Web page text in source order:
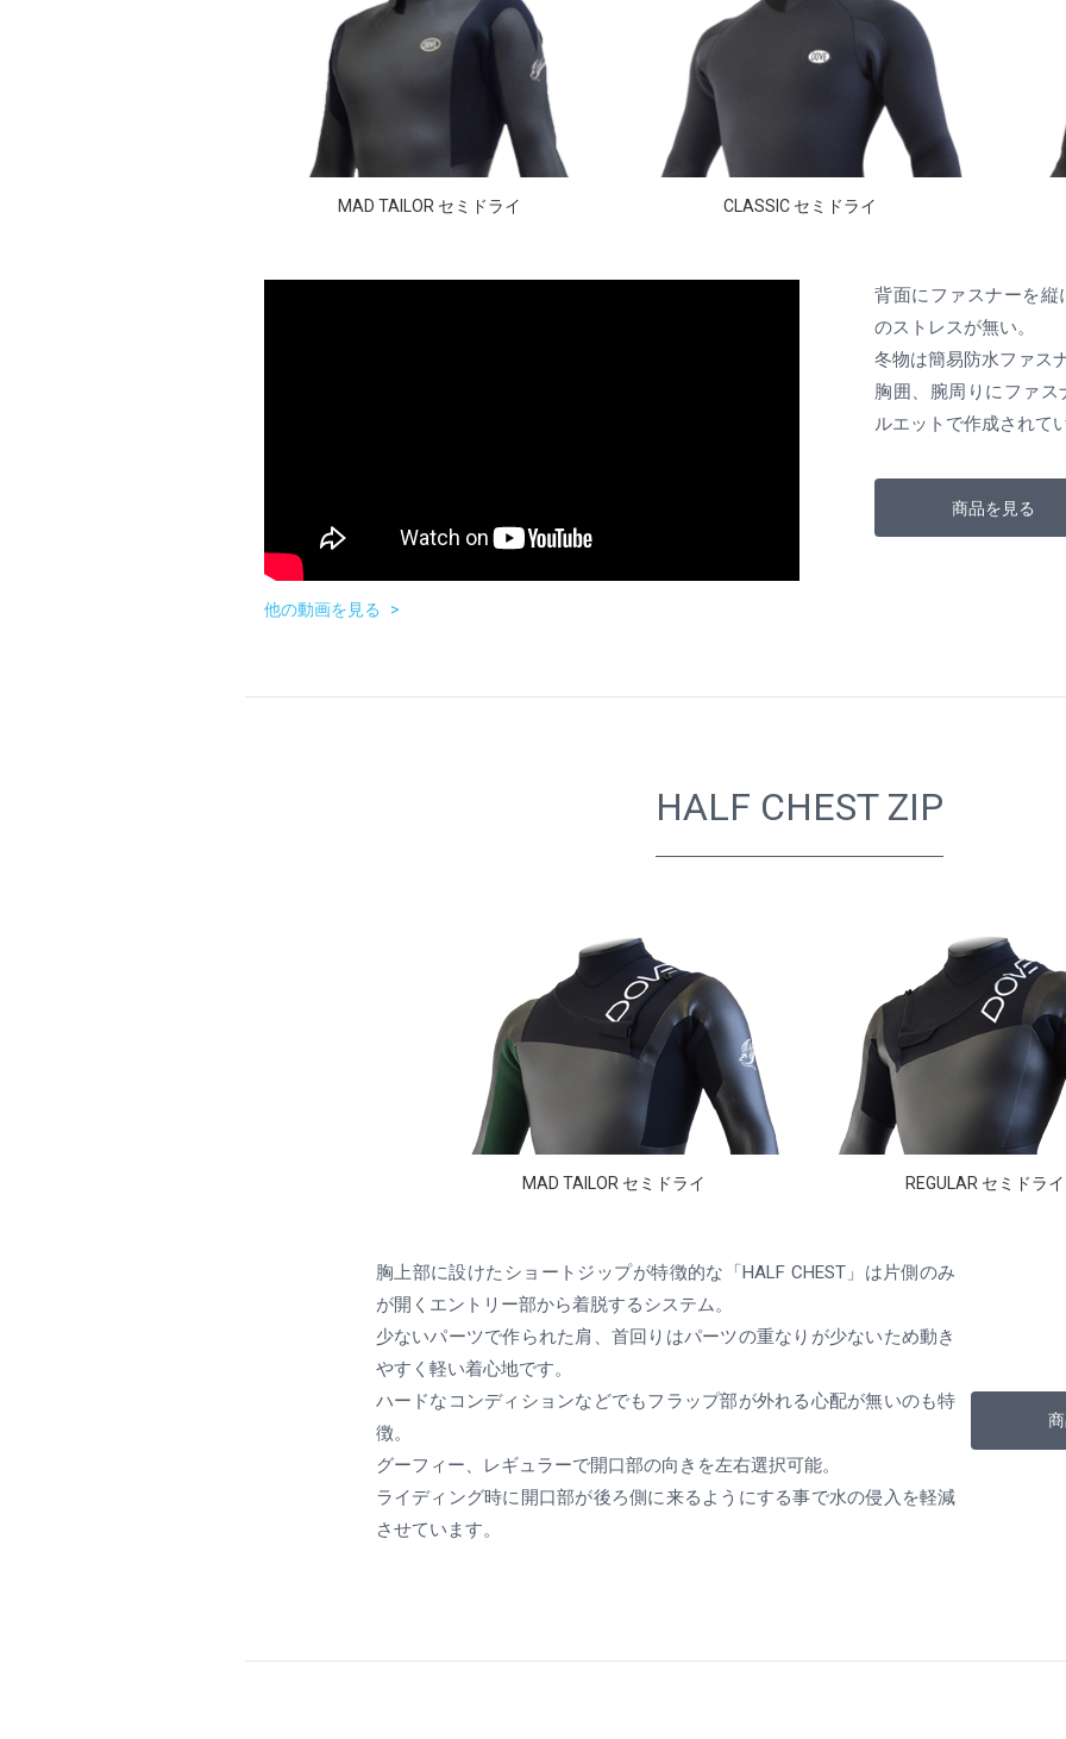
MAD TAILOR セミドライ CLASSIC セミドライ
他の動画を見る
背面にファスナーを
のストレスが無い。
冬物は簡易防水ファス
胸囲、腕周りにファ
ルエットで作成されて
商品を見る
HALF CHEST ZIP
MAD TAILOR セミドライ REGULAR セミドライ
胸上部に設けたショートジップが特徴的な「HALF CHEST」は片側のみ
が開くエントリー部から着脱するシステム。
少ないパーツで作られた肩、首回りはパーツの重なりが少ないため動き
やすく軽い着心地です。
ハードなコンディションなどでもフラップ部が外れる心配が無いのも特
徴。
グーフィー、レギュラーで開口部の向きを左右選択可能。
ライディング時に開口部が後ろ側に来るようにする事で水の侵入を軽減
させています。